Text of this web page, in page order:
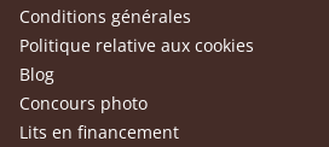
Conditions générales
Politique relative aux cookies
Blog
Concours photo
Lits en financement